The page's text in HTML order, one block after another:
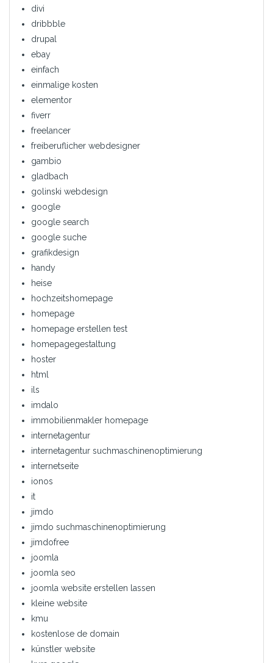
divi
dribbble
drupal
ebay
einfach
einmalige kosten
elementor
fiverr
freelancer
freiberuflicher webdesigner
gambio
gladbach
golinski webdesign
google
google search
google suche
grafikdesign
handy
heise
hochzeitshomepage
homepage
homepage erstellen test
homepagegestaltung
hoster
html
ils
imdalo
immobilienmakler homepage
internetagentur
internetagentur suchmaschinenoptimierung
internetseite
ionos
it
jimdo
jimdo suchmaschinenoptimierung
jimdofree
joomla
joomla seo
joomla website erstellen lassen
kleine website
kmu
kostenlose de domain
künstler website